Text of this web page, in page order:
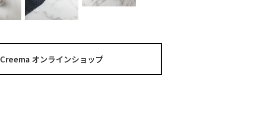
Creema オンラインショップ